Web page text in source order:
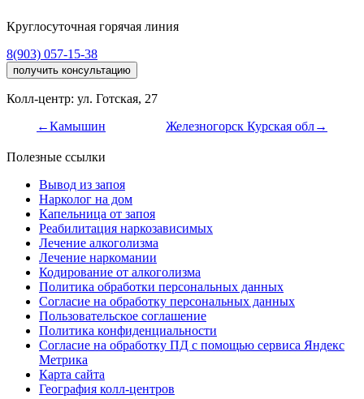
Круглосуточная горячая линия
8(903) 057-15-38
получить консультацию
Колл-центр: ул. Готская, 27
←Камышин
Железногорск Курская обл→
Полезные ссылки
Вывод из запоя
Нарколог на дом
Капельница от запоя
Реабилитация наркозависимых
Лечение алкоголизма
Лечение наркомании
Кодирование от алкоголизма
Политика обработки персональных данных
Согласие на обработку персональных данных
Пользовательское соглашение
Политика конфиденциальности
Согласие на обработку ПД с помощью сервиса Яндекс
Метрика
Карта сайта
География колл-центров